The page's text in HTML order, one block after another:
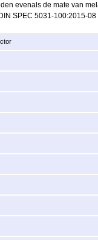
evenals de mate van
SPEC 5031-100:2015-